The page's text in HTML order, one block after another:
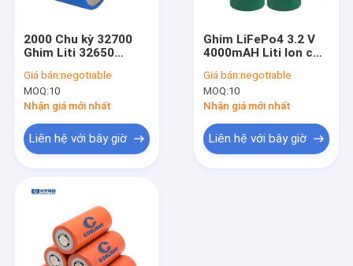
Các sản phẩm
Về chúng tôi
2000 Chu kỳ 32700
Ghim Liti 32650
6000Mah 3.2 V
Giá bán:negotiable
MOQ:10
Nhận giá mới nhất
Liên hệ với bây giờ
Ghim LiFePo4 3.2 V
4000mAH Liti Ion có
Giá bán:negotiable
MOQ:10
Nhận giá mới nhất
Liên hệ với bây giờ